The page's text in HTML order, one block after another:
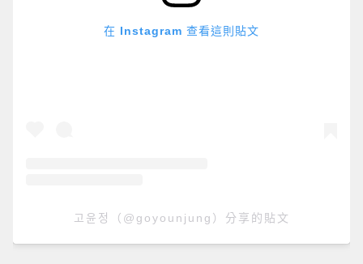
在 Instagram 查看這則貼文
고윤정（@goyounjung）分享的貼文